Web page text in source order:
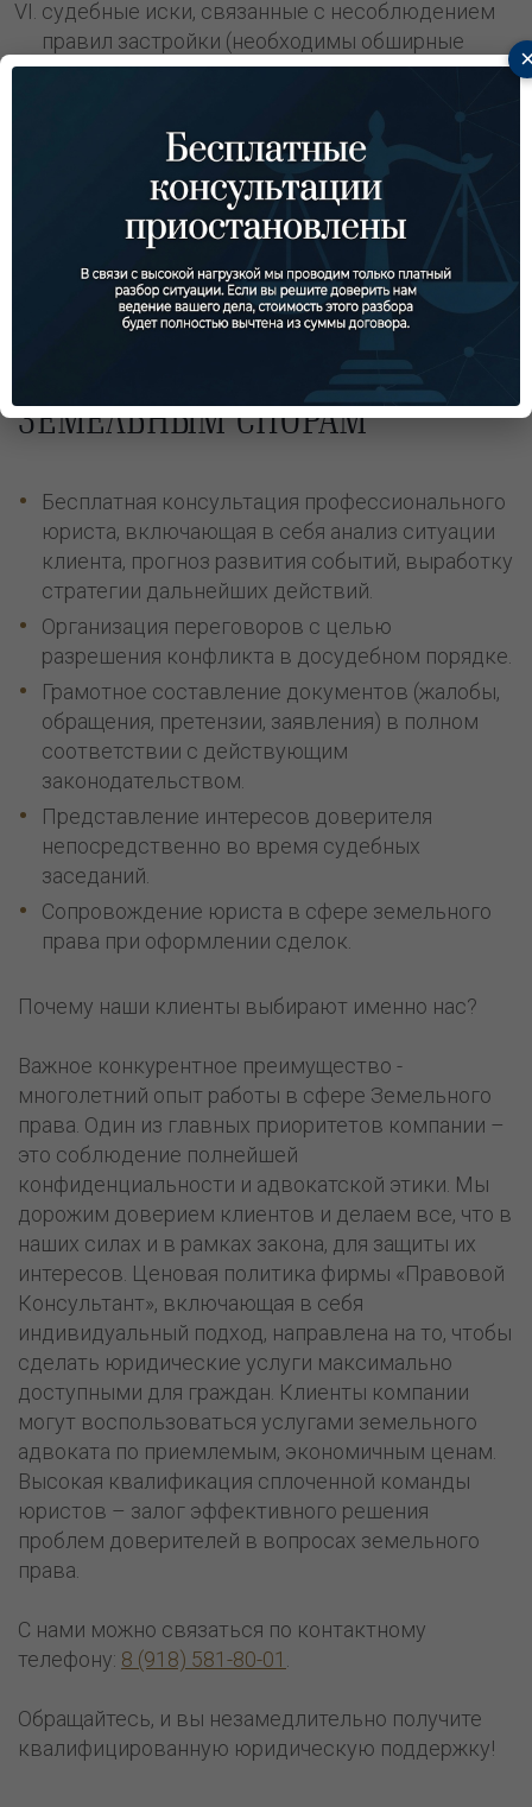
судебные иски, связанные с несоблюдением
правил застройки (необходимы обширные
знания в области Земельного кодекса РФ, а
регионального значения);
обжалование в судебном порядке сделок с
землей и признание их недействительными;
определение правильных границ участка с
ИПЫ УСЛУГ АДВОКАТА ПО
ЗЕМЕЛЬНЫМ СПОРАМ
Бесплатная консультация профессионального
юриста, включающая в себя анализ ситуации
клиента, прогноз развития событий, выработку
стратегии дальнейших действий.
Организация переговоров с целью
разрешения конфликта в досудебном порядке.
Грамотное составление документов (жалобы,
обращения, претензии, заявления) в полном
соответствии с действующим
законодательством.
Представление интересов доверителя
непосредственно во время судебных
заседаний.
Сопровождение юриста в сфере земельного
права при оформлении сделок.
Почему наши клиенты выбирают именно нас?
Важное конкурентное преимущество -
многолетний опыт работы в сфере Земельного
права. Один из главных приоритетов компании –
это соблюдение полнейшей
конфиденциальности и адвокатской этики. Мы
дорожим доверием клиентов и делаем все, что в
наших силах и в рамках закона, для защиты их
интересов. Ценовая политика фирмы «Правовой
Консультант», включающая в себя
индивидуальный подход, направлена на то, чтобы
сделать юридические услуги максимально
доступными для граждан. Клиенты компании
могут воспользоваться услугами земельного
адвоката по приемлемым, экономичным ценам.
Высокая квалификация сплоченной команды
юристов – залог эффективного решения
проблем доверителей в вопросах земельного
права.
С нами можно связаться по контактному
телефону: 8 (918) 581-80-01
Обращайтесь, и вы незамедлительно получите
квалифицированную юридическую поддержку!